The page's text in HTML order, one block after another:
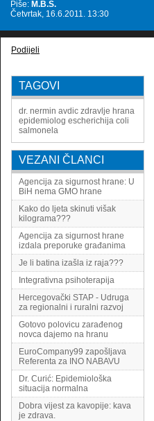
Piše: M.B.Š.
Četvrtak, 16.6.2011. 13:30
Podijeli
TAGOVI
dr. nermin avdic zdravlje hrana
epidemiolog escherichija coli
salmonela
VEZANI ČLANCI
Agencija za sigurnost hrane: U
BiH nema GMO hrane
Kako do ljeta skinuti višak
kilograma???
Agencija za sigurnost hrane
izdala preporuke građanima
Je li batina izašla iz raja???
Integrativna psihoterapija
Hercegovački STAP - Udruga
za regionalni i ruralni razvoj
Gotovo polovicu zarađenog
novca dajemo na hranu
EuroCompany99 zapošljava
Referenta za INO NABAVU
Dr. Curić: Epidemiološka
situacija normalna
Dobra vijest za kavopije: kava
je zdrava.